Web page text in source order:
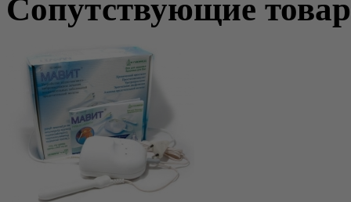
Сопутствующие